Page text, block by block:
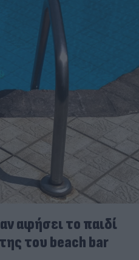
αφήσει το παιδί
του beach bar